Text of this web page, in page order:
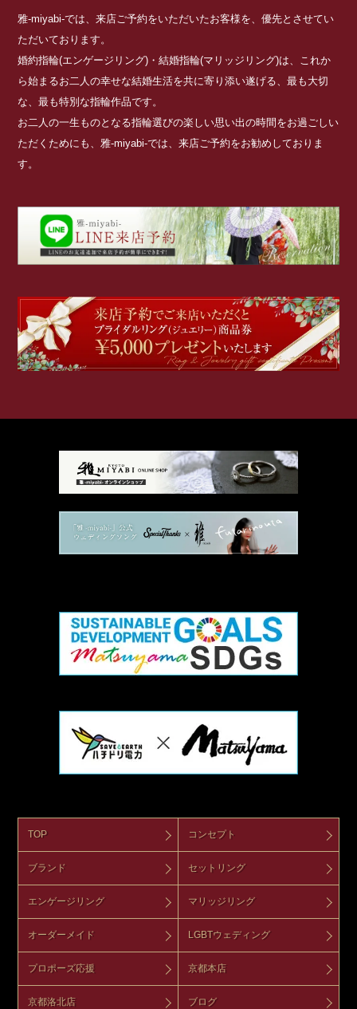
雅-miyabi-では、来店ご予約をいただいたお客様を、優先とさせてい
ただいております。
婚約指輪(エンゲージリング)・結婚指輪(マリッジリング)は、これか
ら始まるお二人の幸せな結婚生活を共に寄り添い遂げる、最も大切
な、最も特別な指輪作品です。
お二人の一生ものとなる指輪選びの楽しい思い出の時間をお過ごしい
ただくためにも、雅-miyabi-では、来店ご予約をお勧めしておりま
す。
TOP コンセプト
ブランド セットリング
エンゲージリング マリッジリング
オーダーメイド LGBTウェディング
プロポーズ応援 京都本店
京都洛北店 ブログ